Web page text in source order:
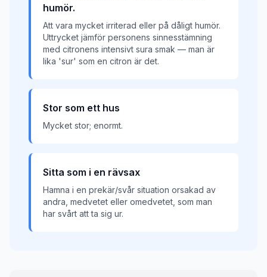
humör.
Att vara mycket irriterad eller på dåligt humör.
Uttrycket jämför personens sinnesstämning
med citronens intensivt sura smak — man är
lika 'sur' som en citron är det.
Stor som ett hus
Mycket stor; enormt.
Sitta som i en rävsax
Hamna i en prekär/svår situation orsakad av
andra, medvetet eller omedvetet, som man
har svårt att ta sig ur.